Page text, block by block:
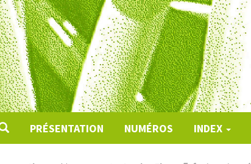
PRÉSENTATION NUMÉROS INDEX